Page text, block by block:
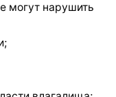
могут нарушить